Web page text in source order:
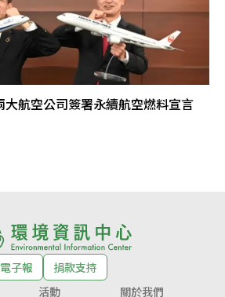
航空公司簽署永續航空燃料宣言
子報
捐款支持
活動 關於我們